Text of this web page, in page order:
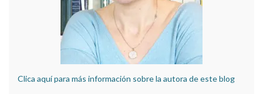
Clica aquí para más información sobre la autora de este blog